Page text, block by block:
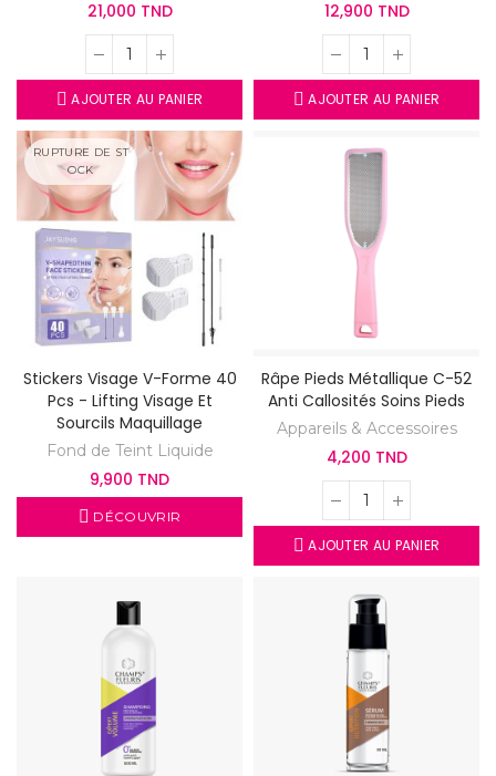
21,000 TND
AJOUTER AU PANIER
12,900 TND
AJOUTER AU PANIER
RUPTURE DE ST
OCK
Stickers Visage V-Forme 40
Pcs - Lifting Visage Et
Sourcils Maquillage
Fond de Teint Liquide
9,900 TND
DÉCOUVRIR
Râpe Pieds Métallique C-52
Anti Callosités Soins Pieds
Appareils & Accessoires
4,200 TND
AJOUTER AU PANIER